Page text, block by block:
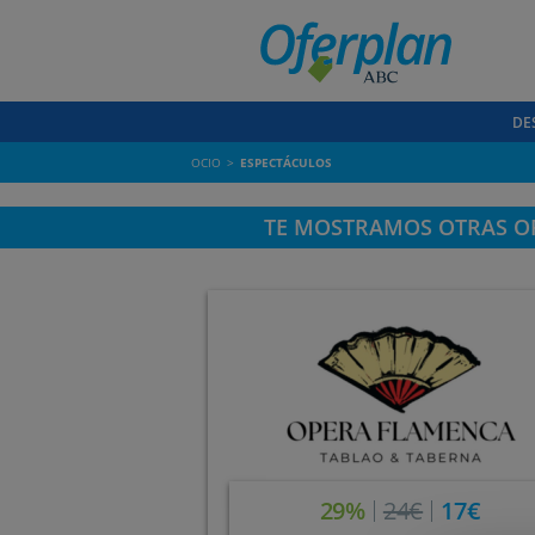
OCIO ESPECTÁCULOS
TE MOSTRAMOS OTRAS
29% 24€ 17€